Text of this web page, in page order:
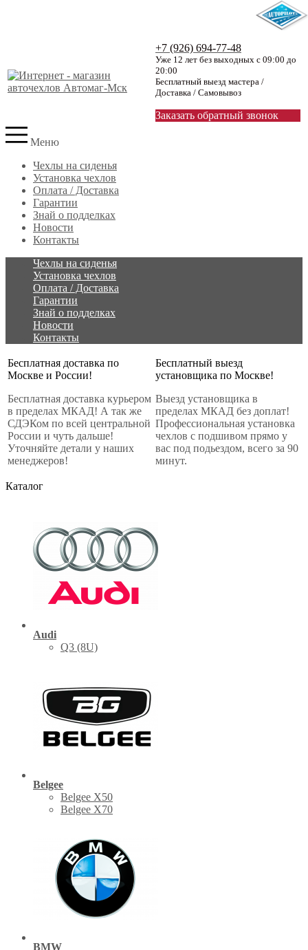
+7 (926) 694-77-48
Уже 12 лет без выходных с 09:00 до
20:00
Бесплатный выезд мастера /
Доставка / Самовывоз
Заказать обратный звонок
Меню
Чехлы на сиденья
Установка чехлов
Оплата / Доставка
Гарантии
Знай о подделках
Новости
Контакты
Чехлы на сиденья
Установка чехлов
Оплата / Доставка
Гарантии
Знай о подделках
Новости
Контакты
Бесплатная доставка по
Москве и России!
Бесплатная доставка курьером
в пределах МКАД! А так же
СДЭКом по всей центральной
России и чуть дальше!
Уточняйте детали у наших
менеджеров!
Бесплатный выезд
установщика по Москве!
Выезд установщика в
пределах МКАД без доплат!
Профессиональная установка
чехлов с подшивом прямо у
вас под подьездом, всего за 90
минут.
Каталог
Audi
Q3 (8U)
Belgee
Belgee X50
Belgee X70
BMW